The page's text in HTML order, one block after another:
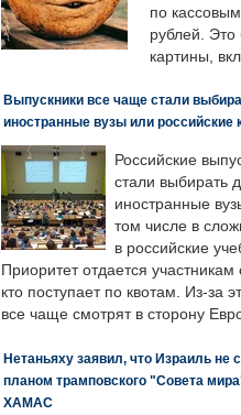
по
рублей.
картины,
Выпускники все чаще стали
иностранные вузы или российские
Российские
стали выбирать
иностранные
том числе в
в российские
Приоритет отдается
кто поступает по квотам. Из-за
все чаще смотрят в сторону
Нетаньяху заявил, что Израиль не
планом трамповского "Совета
ХАМАС